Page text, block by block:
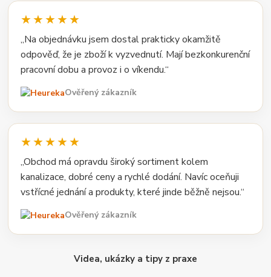
★★★★★
„Na objednávku jsem dostal prakticky okamžitě
odpověď, že je zboží k vyzvednutí. Mají bezkonkurenční
pracovní dobu a provoz i o víkendu.“
Ověřený zákazník
★★★★★
„Obchod má opravdu široký sortiment kolem
kanalizace, dobré ceny a rychlé dodání. Navíc oceňuji
vstřícné jednání a produkty, které jinde běžně nejsou.“
Ověřený zákazník
Videa, ukázky a tipy z praxe